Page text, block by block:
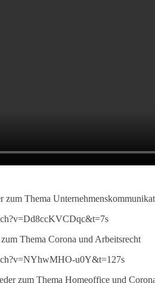
zum Thema
Thema Corona und Arbeitsrecht
u0Y&t=127s
zum Thema Homeoffice und